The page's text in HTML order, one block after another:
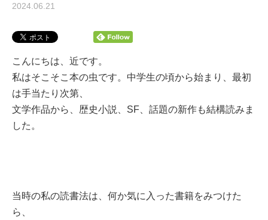
2024.06.21
こんにちは、近です。
私はそこそこ本の虫です。中学生の頃から始まり、最初
は手当たり次第、
文学作品から、歴史小説、SF、話題の新作も結構読みま
した。
当時の私の読書法は、何か気に入った書籍をみつけた
ら、